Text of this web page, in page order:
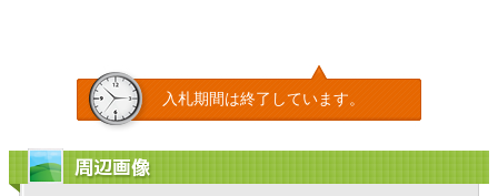
入札期間は終了しています。
周辺画像